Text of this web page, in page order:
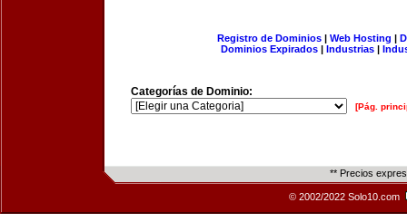
Registro de Dominios| Web Hosting |
Dominios Expirados | Industrias |
Categorías de Dominio:
[Pág.
** Precios
© 2002/2022 Solo10.com